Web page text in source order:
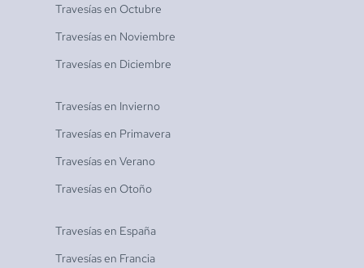
Travesías en Octubre
Travesías en Noviembre
Travesías en Diciembre
Travesías en Invierno
Travesías en Primavera
Travesías en Verano
Travesías en Otoño
Travesías en España
Travesías en Francia